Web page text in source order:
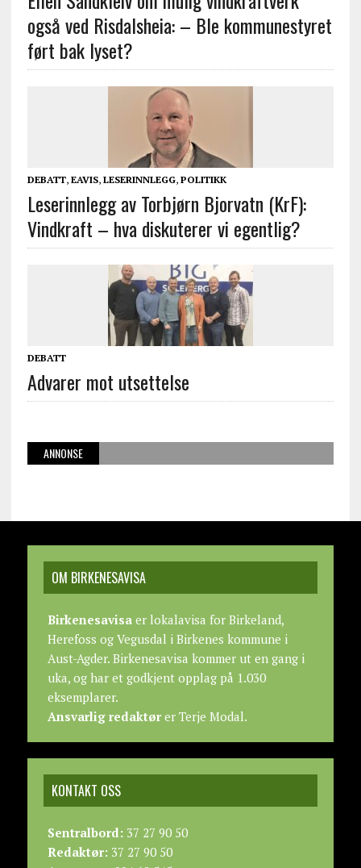
også ved Risdalsheia: – Ble kommunestyret
ført bak lyset?
DEBATT, EAVIS, LESERINNLEGG, POLITIKK
Leserinnlegg av Torbjørn Bjorvatn (KrF):
Vindkraft – hva diskuterer vi egentlig?
DEBATT
Advarer mot utsettelse
ANNONSE
OM BIRKENESAVISA
Birkenesavisaer lokalavisa for Birkeland,
Herefoss og Vegusdal i Birkenes kommune i
Aust-Agder. Birkenesavisa kommer ut en gang i
uka, og har et godkjent opplag på 1.030
eksemplarer.
Ansvarlig redaktører Terje Modal.
KONTAKT OSS
Sentralbord:37 27 90 50
Redaktør:37 27 90 50